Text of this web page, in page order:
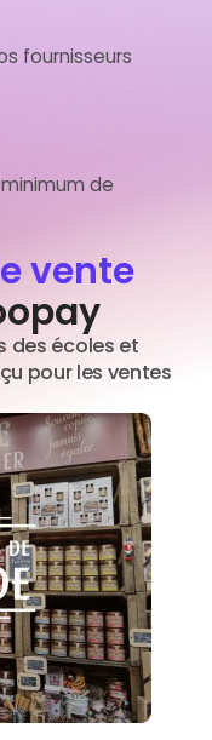
fournisseurs
de
vente
des écoles et
pour les ventes